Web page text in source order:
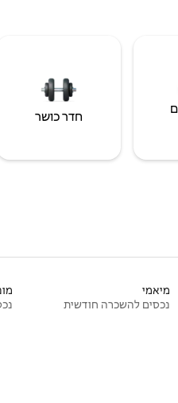
חדר כושר
מיאמי
נכסים להשכרה חודשית